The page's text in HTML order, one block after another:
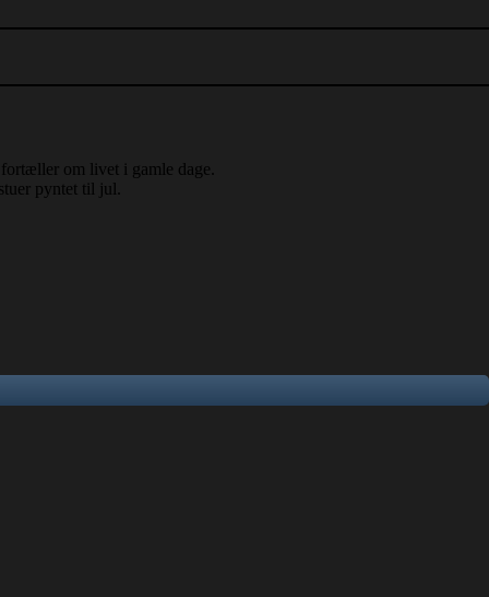
om livet i gamle dage.
pyntet til jul.